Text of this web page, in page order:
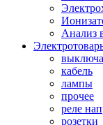
Анализ
кабель
лампы
прочее
реле
розетки